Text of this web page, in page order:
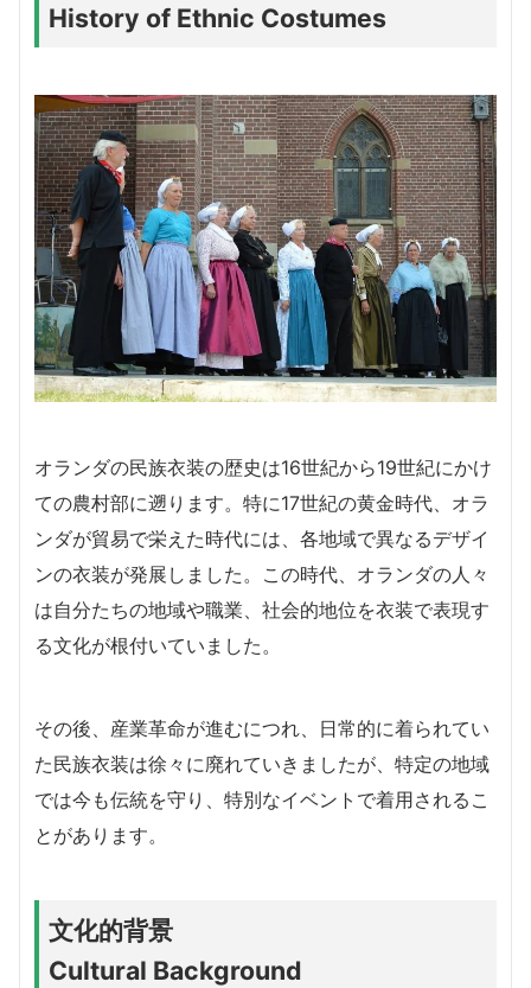
History of Ethnic Costumes
オランダの民族衣装の歴史は16世紀から19世紀にかけ
ての農村部に遡ります。特に17世紀の黄金時代、オラ
ンダが貿易で栄えた時代には、各地域で異なるデザイ
ンの衣装が発展しました。この時代、オランダの人々
は自分たちの地域や職業、社会的地位を衣装で表現す
る文化が根付いていました。
その後、産業革命が進むにつれ、日常的に着られてい
た民族衣装は徐々に廃れていきましたが、特定の地域
では今も伝統を守り、特別なイベントで着用されるこ
とがあります。
文化的背景
Cultural Background